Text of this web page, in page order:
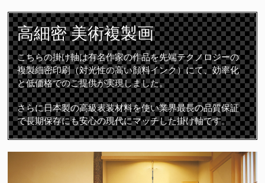
高細密美術複製画
こちらの掛け軸は有名作家の作品を先端テクノロジーの
複製細密印刷（対光性の高い顔料インク）にて、効率化
と低価格でのご提供が実現しました。
さらに日本製の高級表装材料を使い業界最長の品質保証
で長期保存にも安心の現代にマッチした掛け軸です。